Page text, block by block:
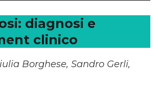
diagnosi e
clinico
Borghese, Sandro Gerli,